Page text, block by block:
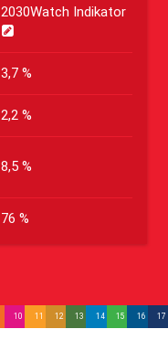
2030Watch Indikator
3,7 %
2,2 %
8,5 %
76 %
10 11 12 13 14 15 16 17